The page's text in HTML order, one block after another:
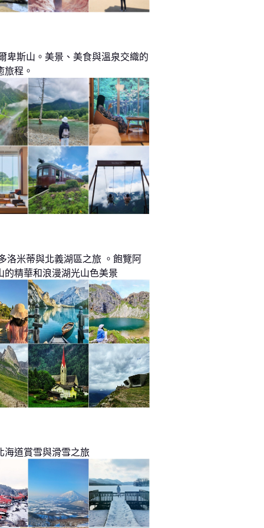
卑斯山。美景、美食與溫泉交織的
旅程。
洛米蒂與北義湖區之旅 。飽覽阿
的精華和浪漫湖光山色美景
海道賞雪與滑雪之旅